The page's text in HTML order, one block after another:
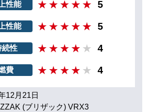
性能 5
性能 5
続性 4
費 4
12月21日
(ブリザック) VRX3